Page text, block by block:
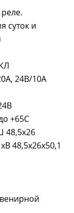
суток и
24В/10А
+65С
48,5х26
48,5х26х50,1